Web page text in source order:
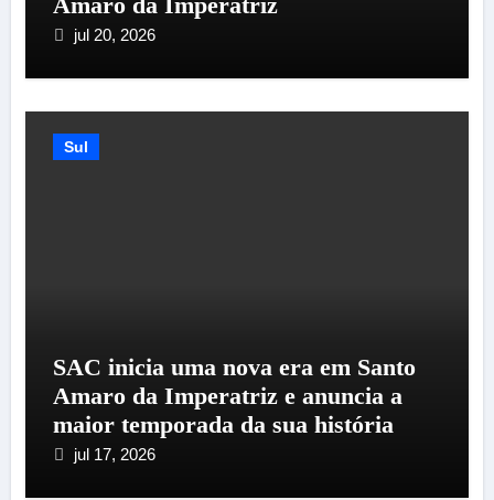
jul 20, 2026
Sul
SAC inicia uma nova era em Santo
Amaro da Imperatriz e anuncia a
maior temporada da sua história
jul 17, 2026